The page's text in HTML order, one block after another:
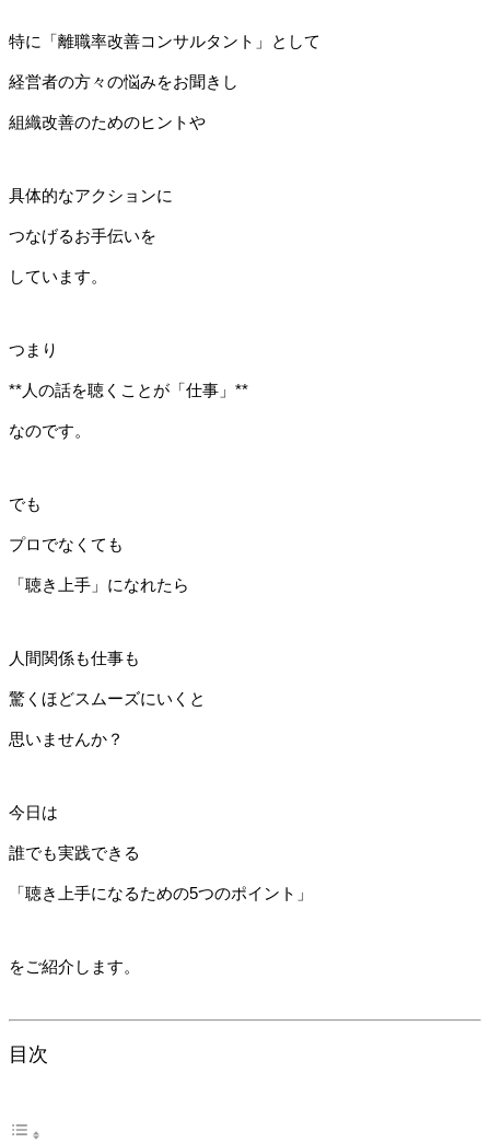
特に「離職率改善コンサルタント」として
経営者の方々の悩みをお聞きし
組織改善のためのヒントや
具体的なアクションに
つなげるお手伝いを
しています。
つまり
**人の話を聴くことが「仕事」**
なのです。
でも
プロでなくても
「聴き上手」になれたら
人間関係も仕事も
驚くほどスムーズにいくと
思いませんか？
今日は
誰でも実践できる
「聴き上手になるための5つのポイント」
をご紹介します。
目次